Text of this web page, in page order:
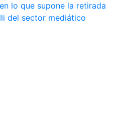
lo que supone la retirada
del sector mediático